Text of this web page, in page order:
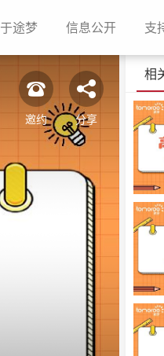
途梦(current)信息公开 支
邀约 分享
相